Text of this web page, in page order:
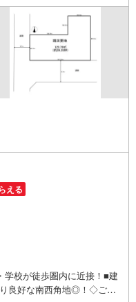
える
校が徒歩圏内に近接！■建
良好な南西角地◎！◇ご案